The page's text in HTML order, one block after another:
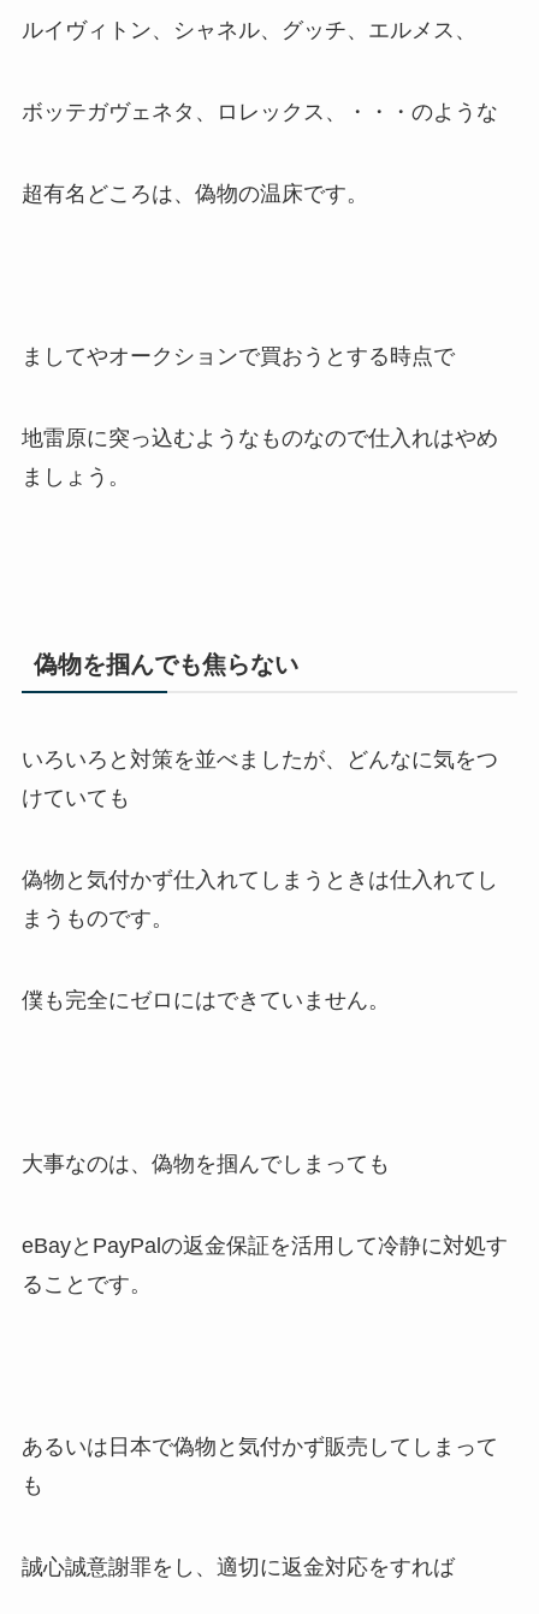
ルイヴィトン、シャネル、グッチ、エルメス、
ボッテガヴェネタ、ロレックス、・・・のような
超有名どころは、偽物の温床です。
ましてやオークションで買おうとする時点で
地雷原に突っ込むようなものなので仕入れはやめ
ましょう。
偽物を掴んでも焦らない
いろいろと対策を並べましたが、どんなに気をつ
けていても
偽物と気付かず仕入れてしまうときは仕入れてし
まうものです。
僕も完全にゼロにはできていません。
大事なのは、偽物を掴んでしまっても
eBayとPayPalの返金保証を活用して冷静に対処す
ることです。
あるいは日本で偽物と気付かず販売してしまって
も
誠心誠意謝罪をし、適切に返金対応をすれば